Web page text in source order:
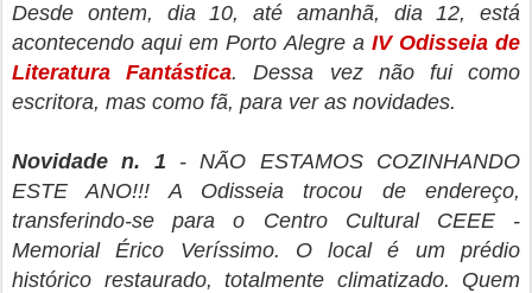
Desde ontem, dia 10, até amanhã, dia 12, está
acontecendo aqui em Porto Alegre a IV Odisseia de
Literatura Fantástica. Dessa vez não fui como
escritora, mas como fã, para ver as novidades.
Novidade n. 1 - NÃO ESTAMOS COZINHANDO
ESTE ANO!!! A Odisseia trocou de endereço,
transferindo-se para o Centro Cultural CEEE -
Memorial Érico Veríssimo. O local é um prédio
histórico restaurado, totalmente climatizado. Quem